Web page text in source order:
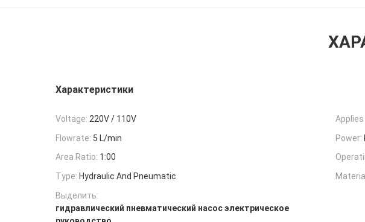
Характеристики
Voltage: 220V / 110V Applies
Flowrate: 5 L/min Power:
Area Ratio: 1:00
Type: Hydraulic And Pneumatic
Выделить:
гидравлический пневматический насос электрическое